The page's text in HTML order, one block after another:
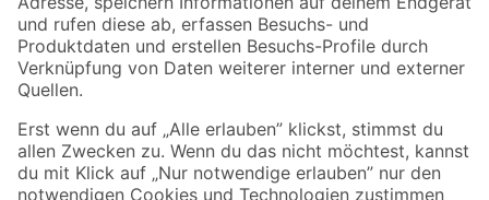
Zahlungsarten Versandarten
Sicher einkaufen
Jetzt die toom-App herunterladen